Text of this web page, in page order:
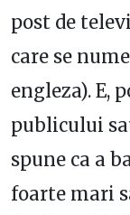
post de
care se
engleza). E,
publicului
spune ca a
foarte mari